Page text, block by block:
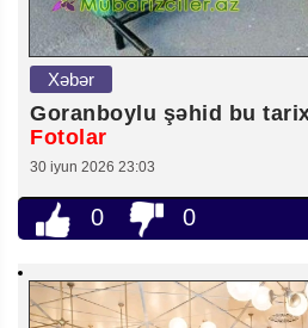
Xəbər
Goranboylu şəhid bu
Fotolar
30 iyun 2026 23:03
0 0